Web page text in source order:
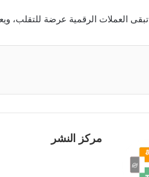
العملات الرقمية عرضة للتقلب،
مركز النشر